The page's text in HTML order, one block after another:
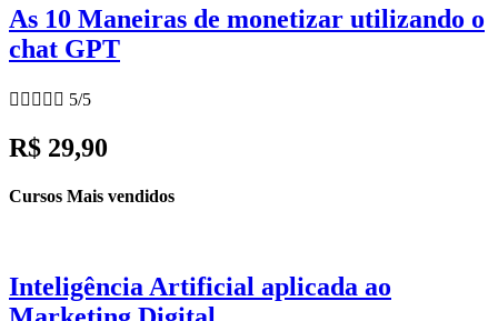
As 10 Maneiras de monetizar utilizando o
chat GPT
     5/5
R$ 29,90
Cursos Mais vendidos
Inteligência Artificial aplicada ao